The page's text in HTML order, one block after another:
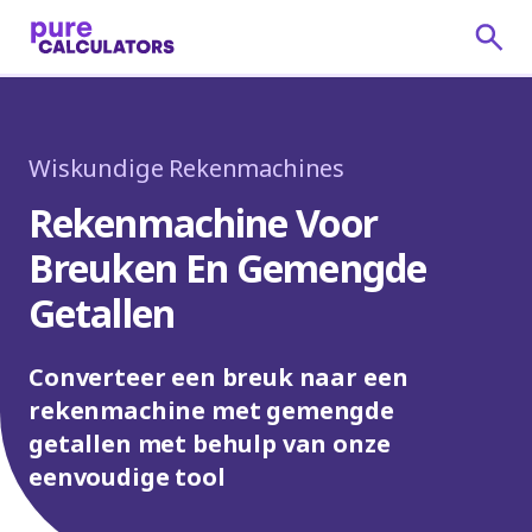
Wiskundige Rekenmachines
Rekenmachine Voor
Breuken En Gemengde
Getallen
Converteer een breuk naar een
rekenmachine met gemengde
getallen met behulp van onze
eenvoudige tool